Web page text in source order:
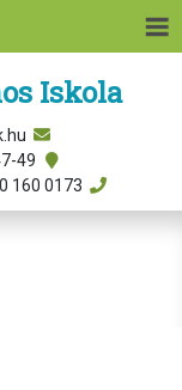
Iskola
49
160 0173